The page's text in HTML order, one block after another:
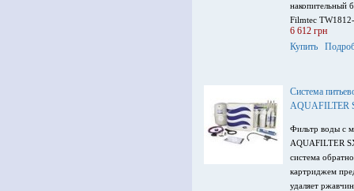
накопительный
Filmtec
для улучшения
для чистой
6 612 грн
Купить
Система
AQUAFILTER
Фильтр воды с
AQUAFILTER
система
картриджем
удаляет